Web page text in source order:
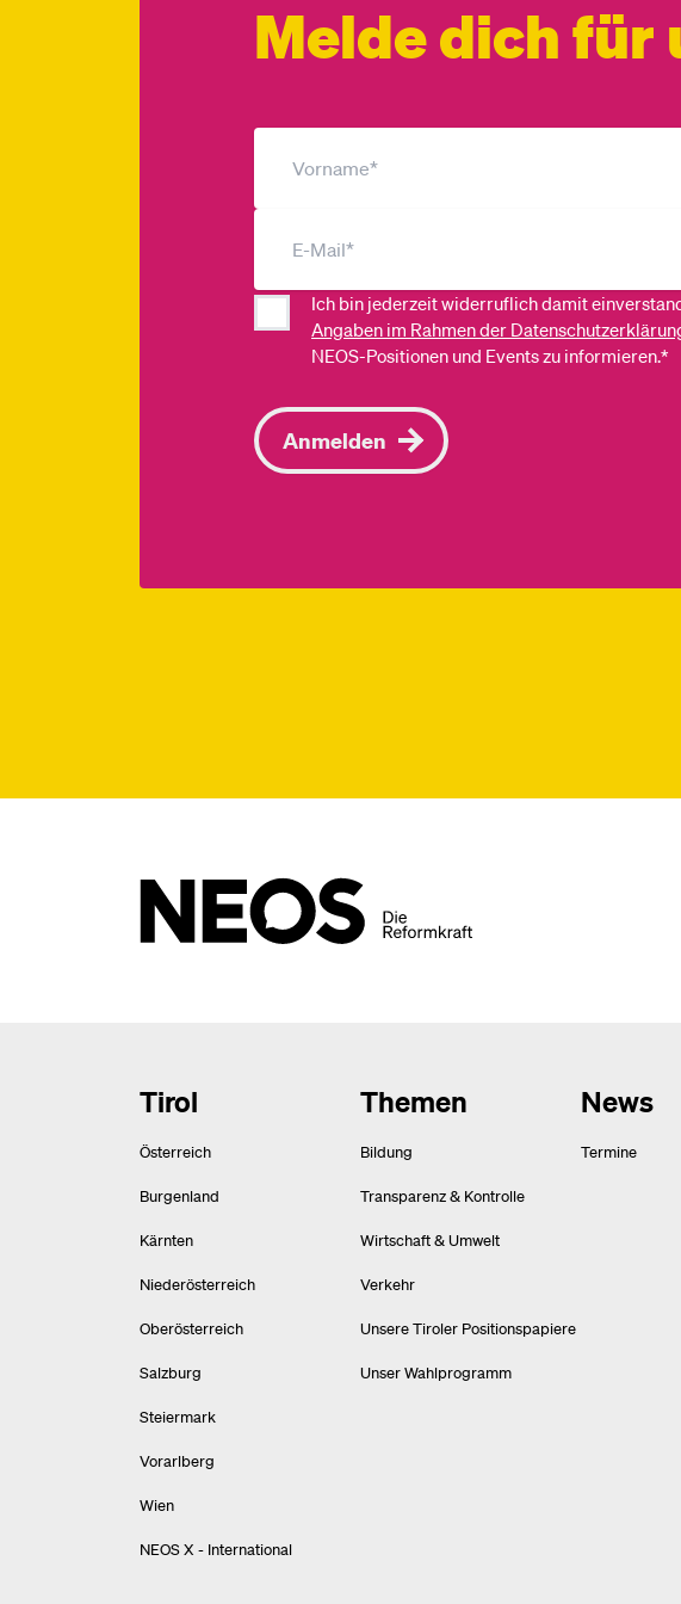
Melde dich für
Ich bin jederzeit widerruflich damit
Angaben im Rahmen der
NEOS-Positionen und Events zu informieren.*
Anmelden
Tirol
Österreich
Burgenland
Kärnten
Niederösterreich
Oberösterreich
Salzburg
Steiermark
Vorarlberg
Wien
NEOS X - International
Themen
Bildung
Transparenz & Kontrolle
Wirtschaft & Umwelt
Verkehr
Unsere Tiroler Positionspapiere
Unser Wahlprogramm
News
Termine